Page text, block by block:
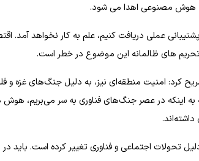
هوش مصنوعی اهدا می شود.
پشتیبانی عملی دریافت کنیم، علم به کار نخواهد
تحریم های ظالمانه این موضوع در خطر است.
کرد: امنیت منطقه‌ای نیز، به دلیل جنگ‌های غزه
اینکه در عصر جنگ‌های فناوری به سر می‌بریم، هوش
تحولات اجتماعی و فناوری تغییر کرده است. باید در